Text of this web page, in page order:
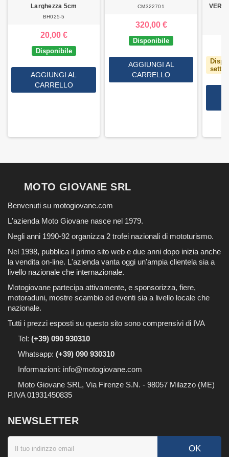
Larghezza 5cm
BH025-5
20,00 €
Disponibile
AGGIUNGI AL
CARRELLO
CM322701
320,00 €
Disponibile
AGGIUNGI AL
CARRELLO
MOTO GIOVANE SRL
Benvenuti su motogiovane.com
L'azienda Moto Giovane nasce nel 1979.
Negli anni 1990-92 organizza 2 trofei nazionali di mototurismo.
Nel 1998, pubblica il primo sito web e due anni dopo inizia anche
la vendita on-line. L'azienda vanta oggi un'ampia clientela sia a
livello nazionale che internazionale.
Motogiovane partecipa attivamente, e sponsorizza, fiere,
motoraduni, mostre scambio ed eventi sia a livello locale che
nazionale.
Tutti i prezzi esposti su questo sito sono comprensivi di IVA
Tel: (+39) 090 930310
Whatsapp: (+39) 090 930310
Informazioni: info@motogiovane.com
Moto Giovane SRL, Via Firenze S.N. - 98057 Milazzo (ME)
P.IVA 01931450835
NEWSLETTER
OK